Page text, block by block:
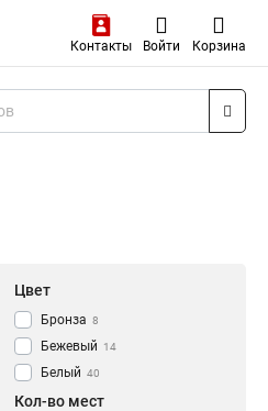
Контакты Войти Корзина
Цвет
Бронза 8
Бежевый 14
Белый 40
Кол-во мест